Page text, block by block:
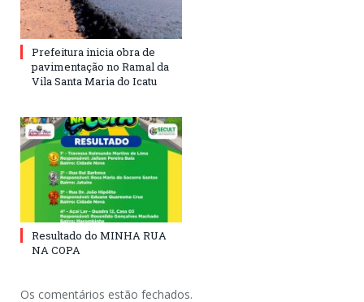
Prefeitura inicia obra de
pavimentação no Ramal da
Vila Santa Maria do Icatu
Resultado do MINHA RUA
NA COPA
Os comentários estão fechados.